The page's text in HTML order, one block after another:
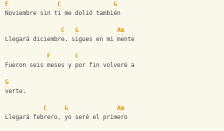
F
C
G
Noviembre sin ti me dolió también
C G
Am
Llegará diciembre, sigues en mi mente
F
C
Fueron seis meses y por fin volveré a
G
verte.
C G
Am
Llegará febrero, yo seré el primero